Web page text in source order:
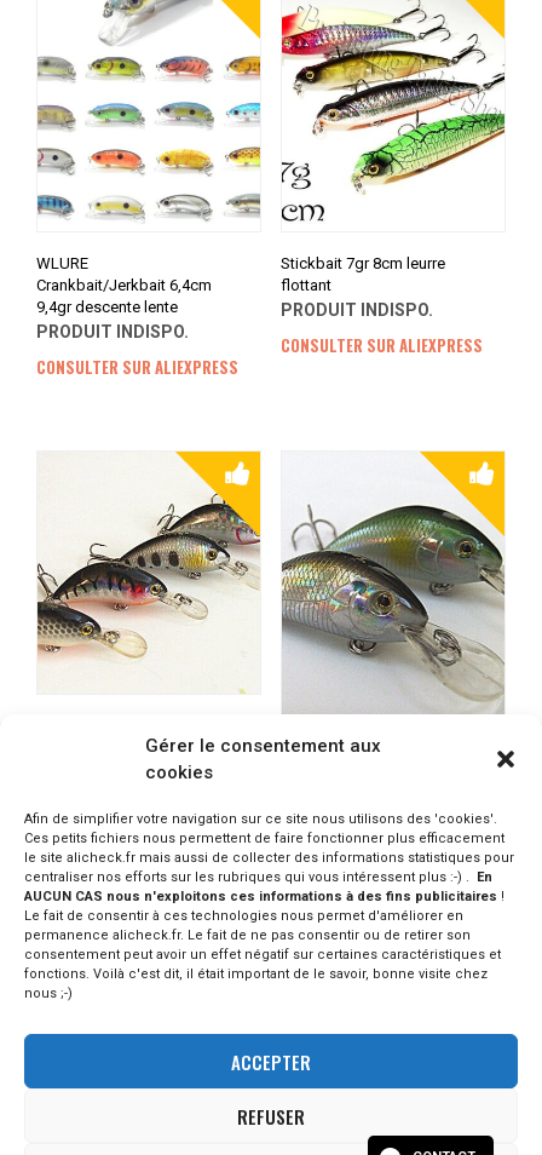
Gérer le consentement aux
cookies
Afin de simplifier votre navigation sur ce site nous utilisons des 'cookies'.
Ces petits fichiers nous permettent de faire fonctionner plus efficacement
le site alicheck.fr mais aussi de collecter des informations statistiques pour
centraliser nos efforts sur les rubriques qui vous intéressent plus :-) . En
AUCUN CAS nous n'exploitons ces informations à des fins publicitaires !
Le fait de consentir à ces technologies nous permet d'améliorer en
permanence alicheck.fr. Le fait de ne pas consentir ou de retirer son
consentement peut avoir un effet négatif sur certaines caractéristiques et
fonctions. Voilà c'est dit, il était important de le savoir, bonne visite chez
nous ;-)
ACCEPTER
REFUSER
WLURE
Crankbait/Jerkbait 6,4cm
9,4gr descente lente
PRODUIT INDISPO.
CONSULTER SUR ALIEXPRESS
Stickbait 7gr 8cm leurre
flottant
PRODUIT INDISPO.
CONSULTER SUR ALIEXPRESS
3,5gr lot de 10 pièces
PRODUIT INDISPO.
CONSULTER SUR ALIEXPRESS
CONSULTER SUR ALIEXPRESS
© - 2023 Alicheck / tous droits réservés -
Version 1.2. Aucun produit n'est vendu par la plateforme